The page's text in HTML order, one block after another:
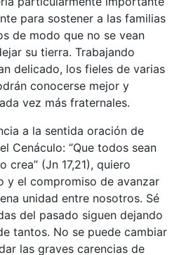
para sostener a las familias
de modo que no se vean
su tierra. Trabajando
delicado, los fieles de varias
conocerse mejor y
vez más fraternales.
a la sentida oración de
Cenáculo: “Que todos sean
crea” (Jn 17,21), quiero
y el compromiso de avanzar
unidad entre nosotros. Sé
del pasado siguen dejando
tantos. No se puede cambiar
las graves carencias de